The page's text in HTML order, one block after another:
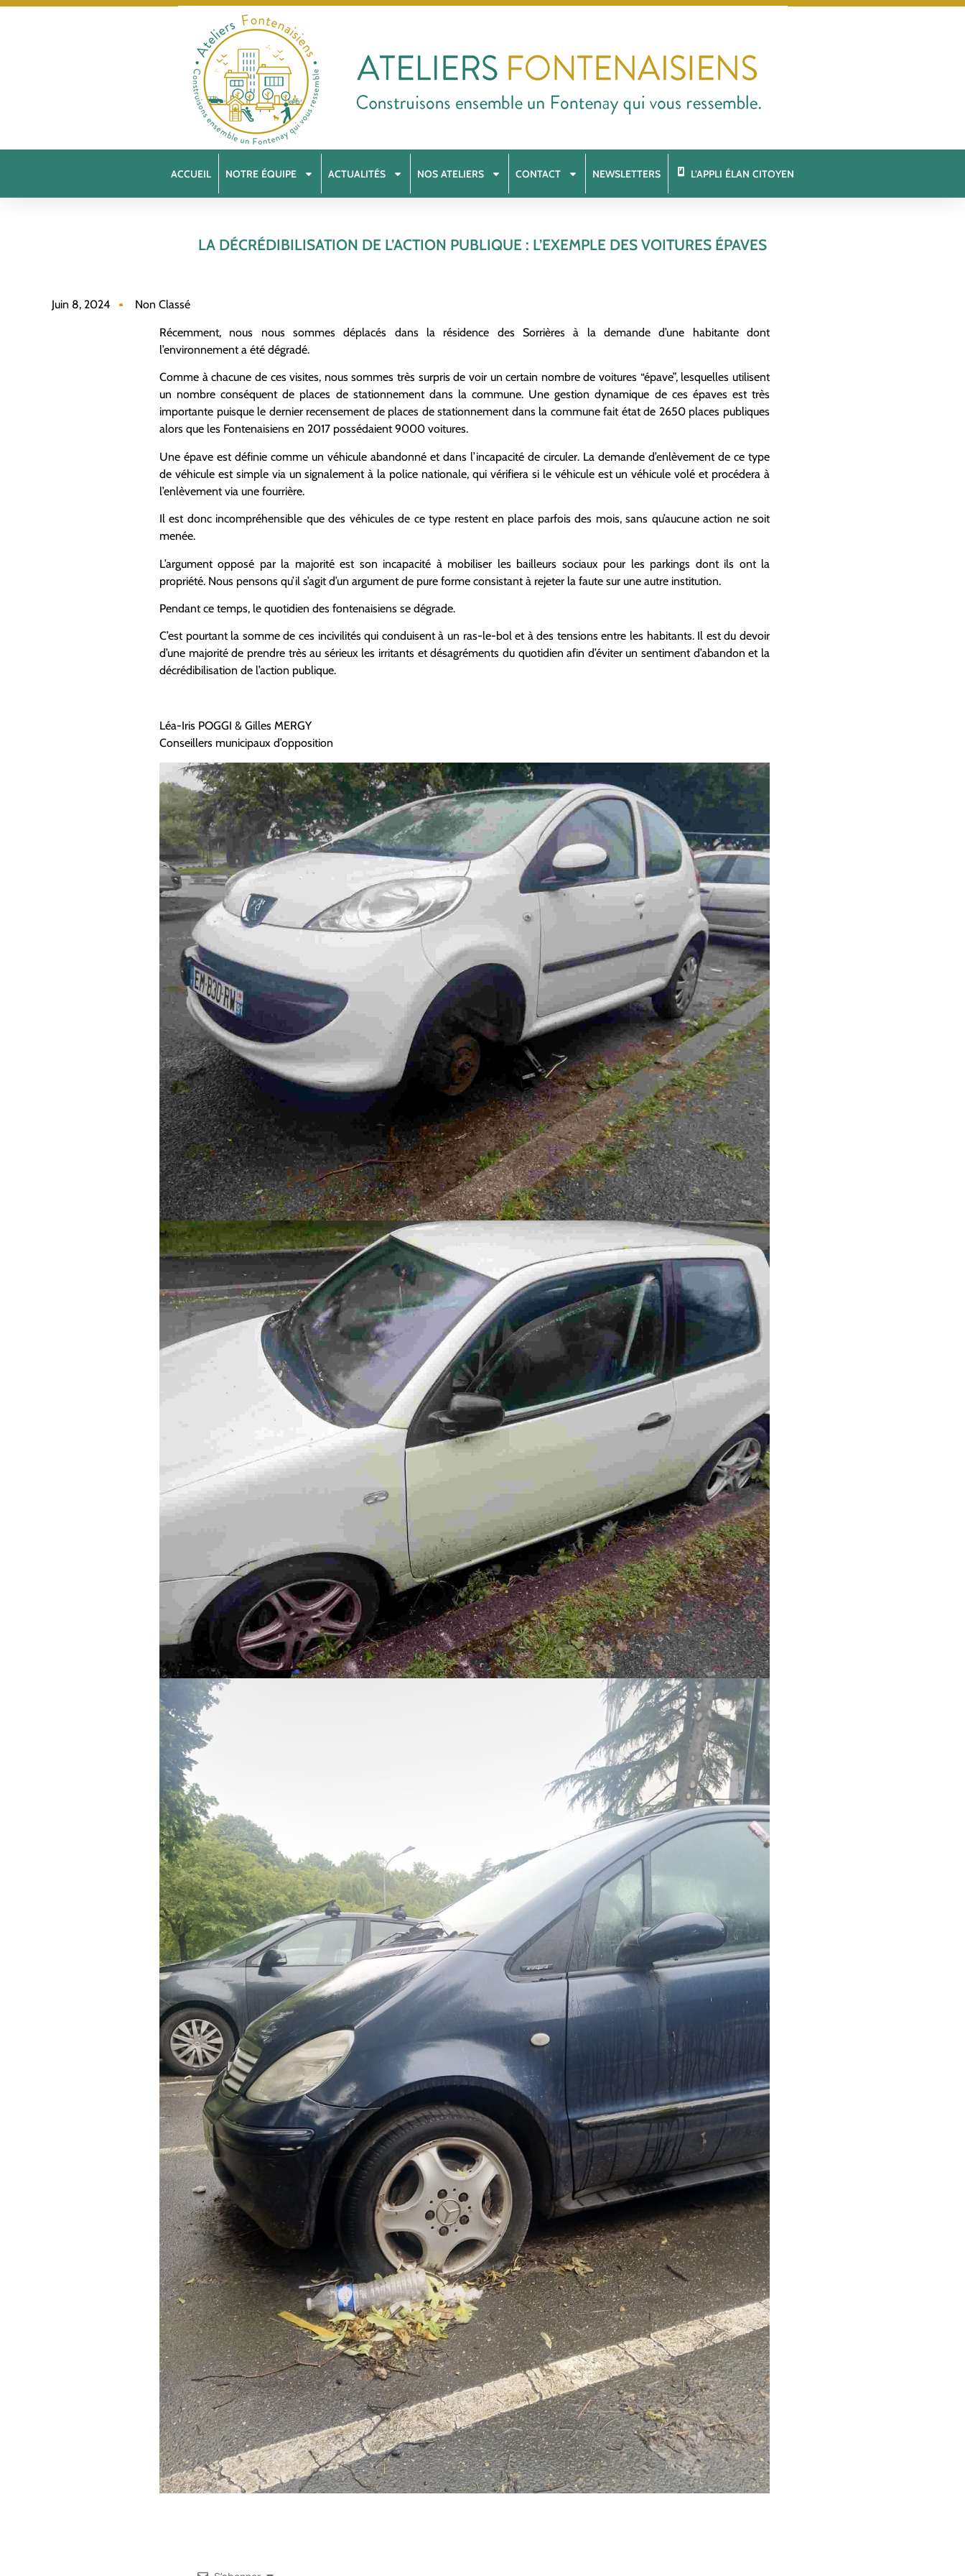
ACCUEIL NOTRE ÉQUIPE ACTUALITÉS NOS ATELIERS CONTACT NEWSLETTERS L’APPLI ÉLAN CITOYEN
LA DÉCRÉDIBILISATION DE L’ACTION PUBLIQUE : L’EXEMPLE DES VOITURES ÉPAVES
Juin 8, 2024 Non Classé
Récemment, nous nous sommes déplacés dans la résidence des Sorrières à la demande d’une habitante dont
l’environnement a été dégradé.
Comme à chacune de ces visites, nous sommes très surpris de voir un certain nombre de voitures “épave”, lesquelles utilisent
un nombre conséquent de places de stationnement dans la commune. Une gestion dynamique de ces épaves est très
importante puisque le dernier recensement de places de stationnement dans la commune fait état de 2650 places publiques
alors que les Fontenaisiens en 2017 possédaient 9000 voitures.
Une épave est définie comme un véhicule abandonné et dans l’incapacité de circuler. La demande d’enlèvement de ce type
de véhicule est simple via un signalement à la police nationale, qui vérifiera si le véhicule est un véhicule volé et procédera à
l’enlèvement via une fourrière.
Il est donc incompréhensible que des véhicules de ce type restent en place parfois des mois, sans qu’aucune action ne soit
menée.
L’argument opposé par la majorité est son incapacité à mobiliser les bailleurs sociaux pour les parkings dont ils ont la
propriété. Nous pensons qu’il s’agit d’un argument de pure forme consistant à rejeter la faute sur une autre institution.
Pendant ce temps, le quotidien des fontenaisiens se dégrade.
C’est pourtant la somme de ces incivilités qui conduisent à un ras-le-bol et à des tensions entre les habitants. Il est du devoir
d’une majorité de prendre très au sérieux les irritants et désagréments du quotidien afin d’éviter un sentiment d’abandon et la
décrédibilisation de l’action publique.
Léa-Iris POGGI & Gilles MERGY
Conseillers municipaux d’opposition